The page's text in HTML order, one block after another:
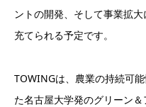
ントの開発、そして事業拡
充てられる予定です。
TOWINGは、農業の持続可
た名古屋大学発のグリーン